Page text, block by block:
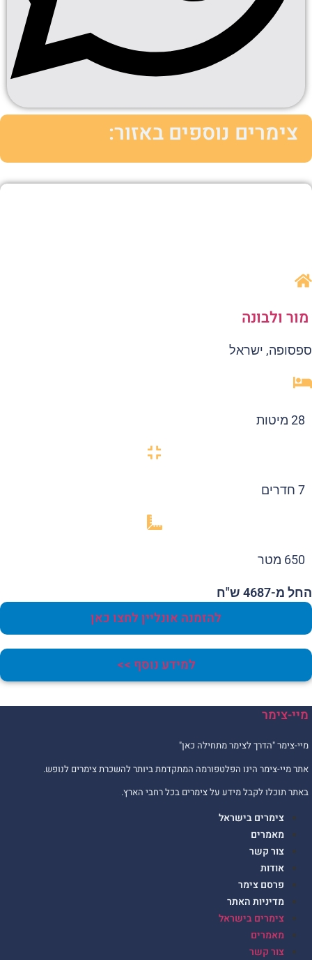
צימרים נוספים באזור:
ולבונה
ישראל
28 מיטות
650 מטר
מ-4687 ש"ח
להזמנה אונליין לחצו כאן
למידע נוסף >>
צימר
צימר "הדרך לצימר מתחילה כאן"
מיי-צימר הינו הפלטפורמה המתקדמת ביותר להשכרת צימרים לנופש.
תוכלו לקבל מידע על צימרים בכל רחבי הארץ.
צימרים בישראל
מאמרים
צור קשר
אודות
פרסם צימר
מדיניות האתר
צימרים בישראל
מאמרים
צור קשר